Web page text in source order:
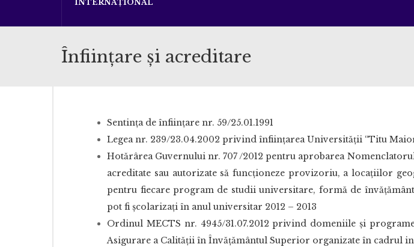
INTERNAȚIONAL
Înființare și acreditare
Sentința de înființare nr. 59/25.01.1991
Legea nr. 239/23.04.2002 privind înfiinţarea Universităţii “Titu
Hotărârea Guvernului nr. 707 /2012 pentru aprobarea
acreditate sau autorizate să funcționeze provizoriu, a locațiilor
pentru fiecare program de studii universitare, formă de
pot fi școlarizați în anul universitar 2012 – 2013
Ordinul MECTS nr. 4945/31.07.2012 privind domeniile şi
Asigurare a Calităţii în Învăţământul Superior organizate în cadrul